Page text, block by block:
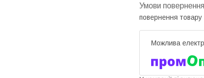
повернення товару